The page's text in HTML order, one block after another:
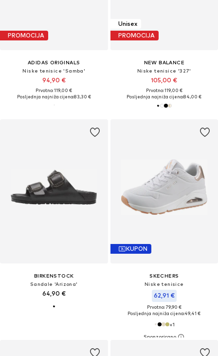
PROMOCIJA
ADIDAS ORIGINALS
Niske tenisice 'Samba'
94,90 €
Prvotno: 119,00 €
Posljednja najniža cijena:83,30 €
Unisex
PROMOCIJA
NEW BALANCE
Niske tenisice '327'
105,00 €
Prvotno: 119,00 €
Posljednja najniža cijena:84,00 €
BIRKENSTOCK
Sandale 'Arizona'
64,90 €
KUPON
SKECHERS
Niske tenisice
62,91 €
Prvotno: 79,90 €
Posljednja najniža cijena:49,41 €
+1